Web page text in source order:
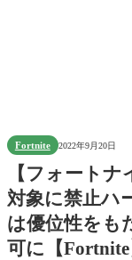
Fortnite 2022年9月20日
【フォート
対象に禁止ハ
は優位性をも
可に【Fortnite